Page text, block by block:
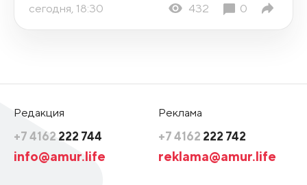
сегодня, 18:30 432 0
Редакция
+7 4162 222 744
info@amur.life
Реклама
+7 4162 222 742
reklama@amur.life